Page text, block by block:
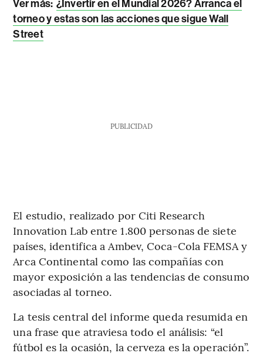
Ver más: ¿Invertir en el Mundial 2026? Arranca el
torneo y estas son las acciones que sigue Wall
Street
PUBLICIDAD
El estudio, realizado por Citi Research
Innovation Lab entre 1.800 personas de siete
países, identifica a Ambev, Coca-Cola FEMSA y
Arca Continental como las compañías con
mayor exposición a las tendencias de consumo
asociadas al torneo.
La tesis central del informe queda resumida en
una frase que atraviesa todo el análisis: “el
fútbol es la ocasión, la cerveza es la operación”.